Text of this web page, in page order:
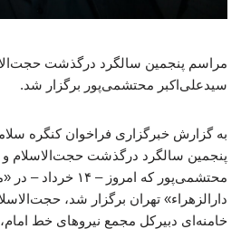
مراسم پنجمین سالگرد درگذشت
سیدعلی‌اکبر محتشمی‌پور برگزار شد.
به گزارش خبرگزاری فراخوان کنگره
پنجمین سالگرد درگذشت حجت‌الاسلام و
محتشمی‌پور که
دارالزهراء» تهران برگزار شد،
خامنه‌ای دبیرکل مجمع نیروهای خط